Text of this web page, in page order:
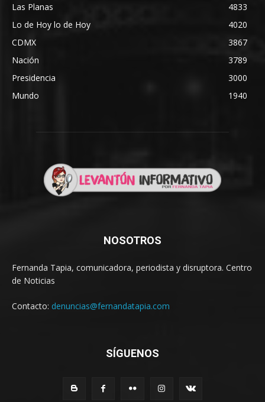
Las Planas
4833
Lo de Hoy lo de Hoy
4020
CDMX
3867
Nación
3789
Presidencia
3000
Mundo
1940
NOSOTROS
Fernanda Tapia, comunicadora, periodista y disruptora. Centro
de Noticias
Contacto: denuncias@fernandatapia.com
SÍGUENOS